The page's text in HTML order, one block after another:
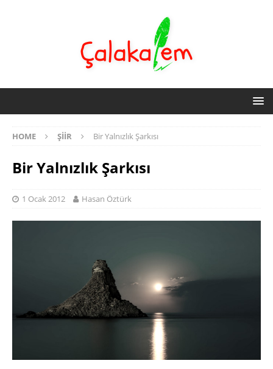
HOME ŞIIR Bir Yalnızlık Şarkısı
Bir Yalnızlık Şarkısı
1 Ocak 2012 Hasan Öztürk